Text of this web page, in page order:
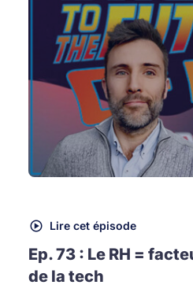
Lire cet épisode
Ep. 73 : Le RH =
de la tech